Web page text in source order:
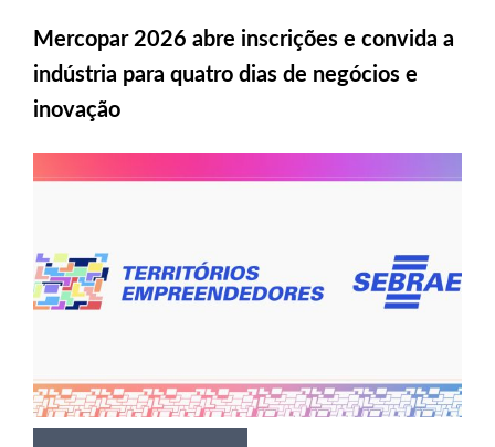
Mercopar 2026 abre inscrições e convida a
indústria para quatro dias de negócios e
inovação